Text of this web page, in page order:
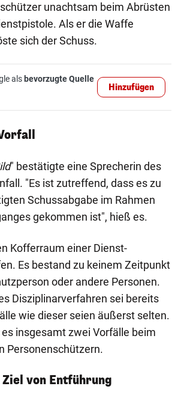
unachtsam beim Abrüsten
Als er die Waffe
sich der Schuss.
als bevorzugte Quelle
Hinzufügen
" bestätigte eine Sprecherin des
"Es ist zutreffend, dass es zu
Schussabgabe im Rahmen
gekommen ist", hieß es.
Kofferraum einer Dienst-
Es bestand zu keinem Zeitpunkt
oder andere Personen.
Disziplinarverfahren sei bereits
wie dieser seien äußerst selten.
insgesamt zwei Vorfälle beim
Personenschützern.
von Entführung